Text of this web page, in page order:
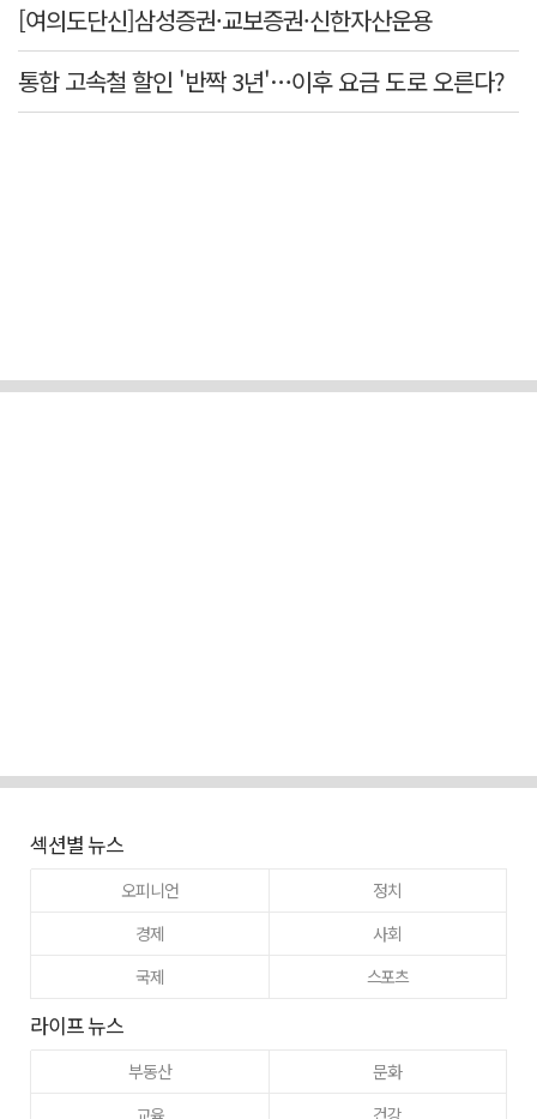
[여의도단신]삼성증권·교보증권·신한자산운용
통합 고속철 할인 '반짝 3년'…이후 요금 도로 오른다?
섹션별 뉴스
오피니언
정치
경제
사회
국제
스포츠
라이프 뉴스
부동산
문화
교육
건강